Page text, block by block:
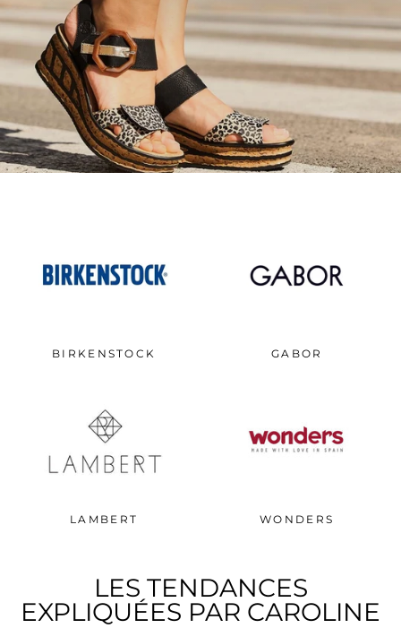
BIRKENSTOCK GABOR
LAMBERT WONDERS
LES TENDANCES
EXPLIQUÉES PAR CAROLINE